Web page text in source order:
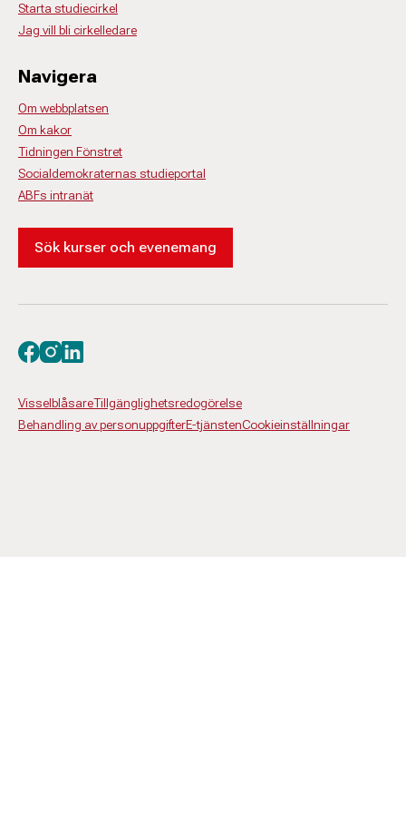
Starta studiecirkel
Jag vill bli cirkelledare
Navigera
Om webbplatsen
Om kakor
Tidningen Fönstret
Socialdemokraternas studieportal
ABFs intranät
Sök kurser och evenemang
VisselblåsareTillgänglighetsredogörelse
Behandling av personuppgifterE-tjänstenCookieinställningar
Besök oss på facebook
Besök oss på instagram
Besök oss på linkedin